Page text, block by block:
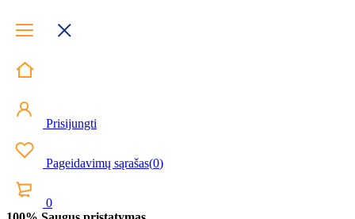
Prisijungti
Pageidavimų sąrašas(0)
0